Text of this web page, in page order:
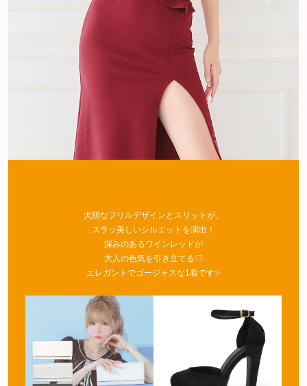
大胆なフリルデザインとスリットが、
スラッ美しいシルエットを演出！
深みのあるワインレッドが
大人の色気を引き立てる♡
エレガントでゴージャスな1着です✨